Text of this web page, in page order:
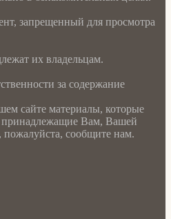
запрещенный для просмотра
их владельцам.
за содержание
сайте материалы, которые
принадлежащие Вам, Вашей
сообщите нам.